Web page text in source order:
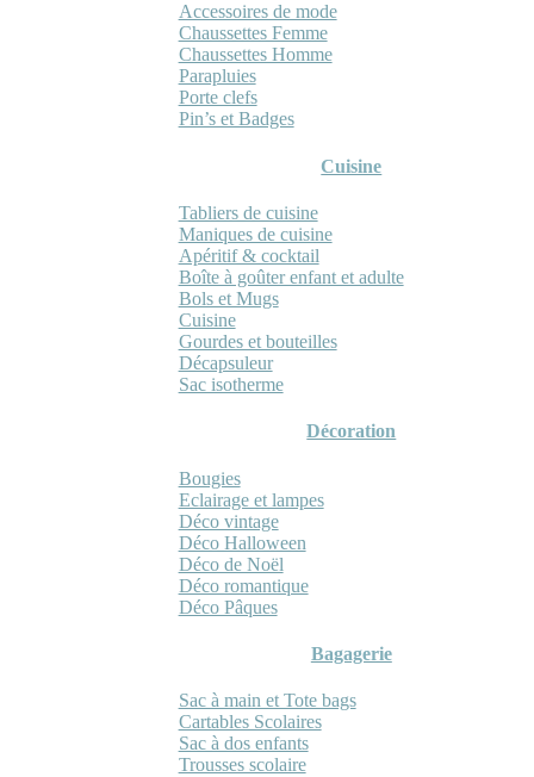
Accessoires de mode
Chaussettes Femme
Chaussettes Homme
Parapluies
Porte clefs
Pin’s et Badges
Cuisine
Tabliers de cuisine
Maniques de cuisine
Apéritif & cocktail
Boîte à goûter enfant et adulte
Bols et Mugs
Cuisine
Gourdes et bouteilles
Décapsuleur
Sac isotherme
Décoration
Bougies
Eclairage et lampes
Déco vintage
Déco Halloween
Déco de Noël
Déco romantique
Déco Pâques
Bagagerie
Sac à main et Tote bags
Cartables Scolaires
Sac à dos enfants
Trousses scolaire